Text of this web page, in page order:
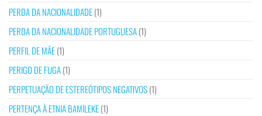
PERDA DA NACIONALIDADE(1)
PERDA DA NACIONALIDADE PORTUGUESA(1)
PERFIL DE MÃE(1)
PERIGO DE FUGA(1)
PERPETUAÇÃO DE ESTEREÓTIPOS NEGATIVOS(1)
PERTENÇA À ETNIA BAMILEKE(1)